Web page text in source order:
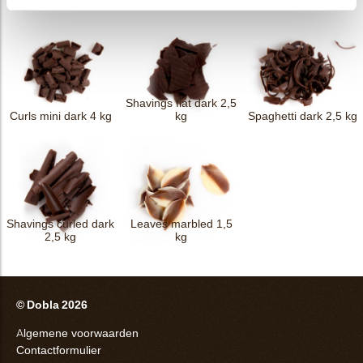
Curls mini dark 4 kg
Shavings flat dark 2,5
kg
Spaghetti dark 2,5 kg
Shavings curled dark
2,5 kg
Leaves marbled 1,5
kg
© Dobla 2026
Algemene voorwaarden
Contactformulier